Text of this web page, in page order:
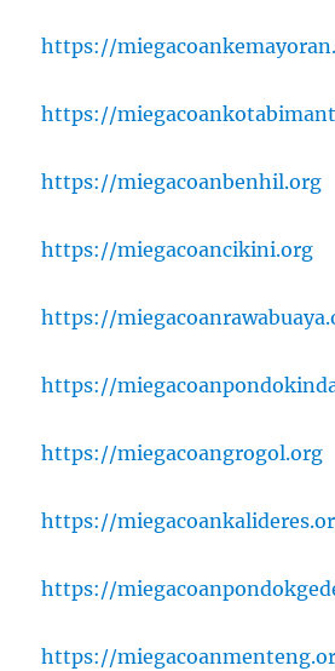
https://
https://
https://miegacoanbenhil.org
https://miegacoancikini.org
https://
https://
https://miegacoangrogol.org
https://
https://
https://